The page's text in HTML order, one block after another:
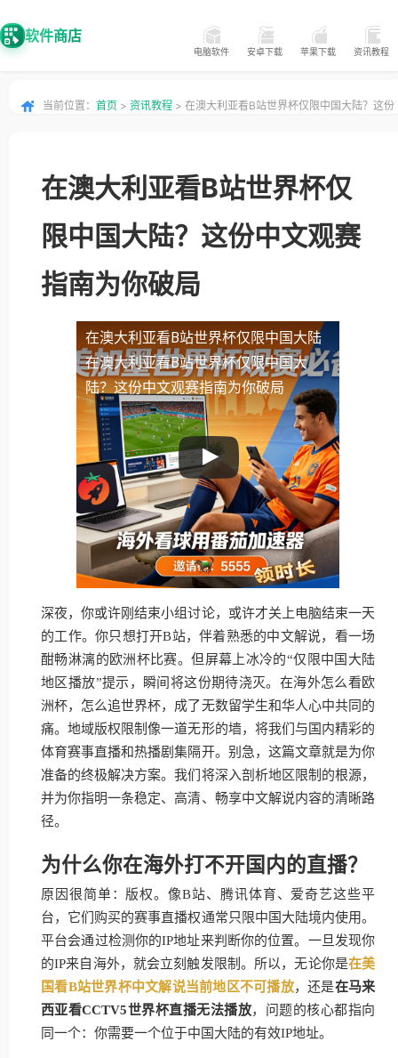
软件商店
电脑软件 安卓下载 苹果下载 资讯教程
当前位置： 首页 > 资讯教程 > 在澳大利亚看B站世界杯仅限中国大陆？这份
在澳大利亚看B站世界杯仅
限中国大陆？这份中文观赛
指南为你破局
在澳大利亚看B站世界杯仅限中国大陆
在澳大利亚看B站世界杯仅限中国大
陆？这份中文观赛指南为你破局
深夜，你或许刚结束小组讨论，或许才关上电脑结束一天
的工作。你只想打开B站，伴着熟悉的中文解说，看一场
酣畅淋漓的欧洲杯比赛。但屏幕上冰冷的“仅限中国大陆
地区播放”提示，瞬间将这份期待浇灭。在海外怎么看欧
洲杯，怎么追世界杯，成了无数留学生和华人心中共同的
痛。地域版权限制像一道无形的墙，将我们与国内精彩的
体育赛事直播和热播剧集隔开。别急，这篇文章就是为你
准备的终极解决方案。我们将深入剖析地区限制的根源，
并为你指明一条稳定、高清、畅享中文解说内容的清晰路
径。
为什么你在海外打不开国内的直播？
原因很简单：版权。像B站、腾讯体育、爱奇艺这些平
台，它们购买的赛事直播权通常只限中国大陆境内使用。
平台会通过检测你的IP地址来判断你的位置。一旦发现你
的IP来自海外，就会立刻触发限制。所以，无论你是在美
国看B站世界杯中文解说当前地区不可播放，还是在马来
西亚看CCTV5世界杯直播无法播放，问题的核心都指向
同一个：你需要一个位于中国大陆的有效IP地址。